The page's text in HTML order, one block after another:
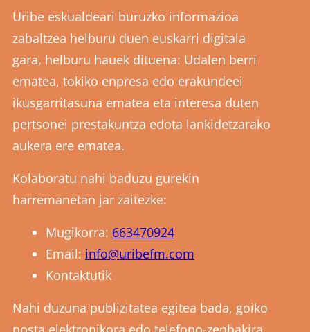
Uribe eskualdeari buruzko informazioa
zabaltzea helburu duen euskarri digitala
gara, helburu hauek dituena: Udalen berri
ematea, tokiko enpresa edo erakundeei
ikusgarritasuna ematea eta interesa duten
pertsonei prestakuntza edota lankidetzarako
aukera ere ematea.
Kolaboratu nahi baduzu gurekin
harremanetan jar zaitezke:
Mugikorra: 663470924
Email: info@uribefm.com
Kontaktutik
Nahi duzuna publizitatea egitea bada, goiko